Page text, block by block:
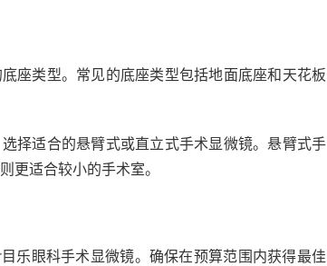
座类型。常见的底座类型包括地面底座和天花板
择适合的悬臂式或直立式手术显微镜。悬臂式手
更适合较小的手术室。
乐眼科手术显微镜。确保在预算范围内获得最佳